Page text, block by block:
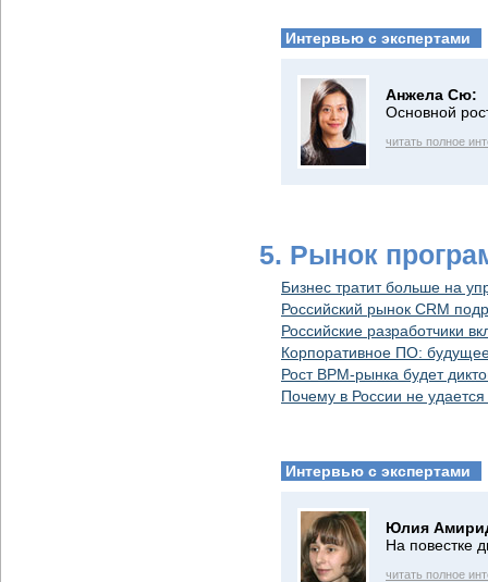
Интервью с экспертами
Анжела Сю:
Основной
читать полное
5. Рынок
Бизнес тратит больше на
Российский рынок CRM
Российские разработчики
Корпоративное ПО:
Рост BPM-рынка будет
Почему в России не
Интервью с экспертами
Юлия
На повестке
читать полное